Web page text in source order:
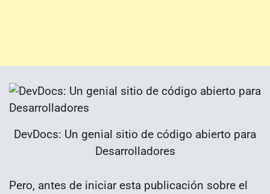
DevDocs: Un genial sitio de código abierto para
Desarrolladores
Pero, antes de iniciar esta publicación sobre el